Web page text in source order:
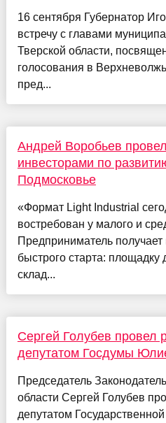
16 сентября Губернатор
встречу с главами
Тверской области,
голосования в
пред...
Андрей Воробьев
инвесторами по
Подмосковье
«Формат Light Industrial
востребован у малого и
Предприниматель получает
быстрого старта: площадку
склад...
Сергей Голубев провел
депутатом Госдумы
Председатель
области Сергей Голубев
депутатом